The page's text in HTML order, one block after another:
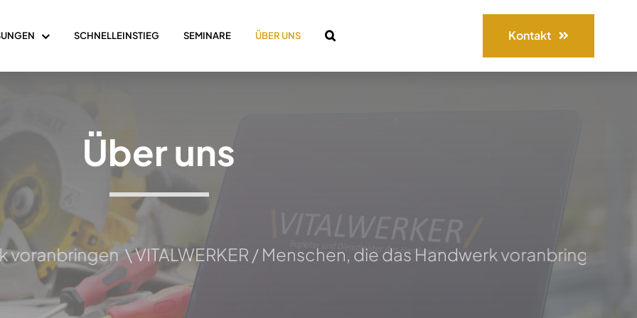
SCHNELLEINSTIEG SEMINARE ÜBER UNS Kontakt
Über uns
\ VITALWERKER / Menschen, die das Handwerk voranbringen